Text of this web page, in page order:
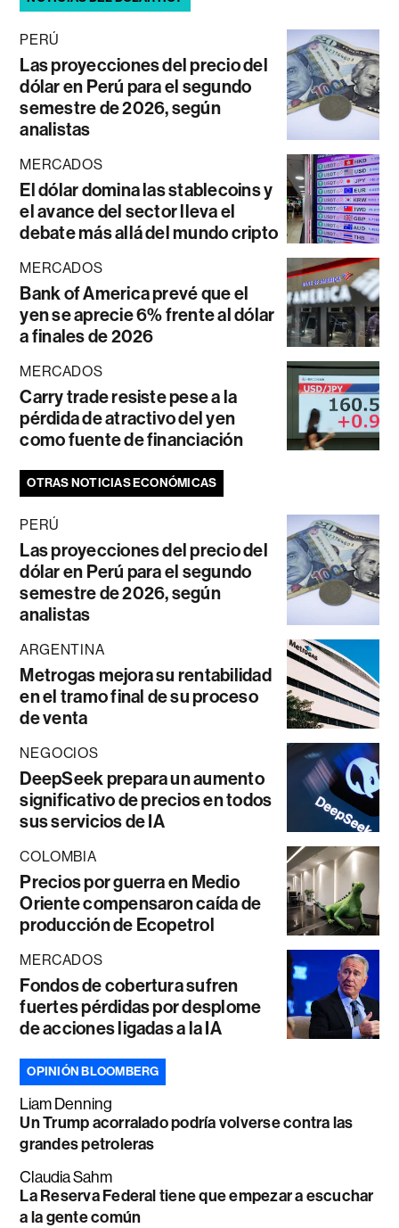
PERÚ
Las proyecciones del precio del
dólar en Perú para el segundo
semestre de 2026, según
analistas
MERCADOS
El dólar domina las stablecoins y
el avance del sector lleva el
debate más allá del mundo cripto
MERCADOS
Bank of America prevé que el
yen se aprecie 6% frente al dólar
a finales de 2026
MERCADOS
Carry trade resiste pese a la
pérdida de atractivo del yen
como fuente de financiación
OTRAS NOTICIAS ECONÓMICAS
PERÚ
Las proyecciones del precio del
dólar en Perú para el segundo
semestre de 2026, según
analistas
ARGENTINA
Metrogas mejora su rentabilidad
en el tramo final de su proceso
de venta
NEGOCIOS
DeepSeek prepara un aumento
significativo de precios en todos
sus servicios de IA
COLOMBIA
Precios por guerra en Medio
Oriente compensaron caída de
producción de Ecopetrol
MERCADOS
Fondos de cobertura sufren
fuertes pérdidas por desplome
de acciones ligadas a la IA
OPINIÓN BLOOMBERG
Liam Denning
Un Trump acorralado podría volverse contra las
grandes petroleras
Claudia Sahm
La Reserva Federal tiene que empezar a escuchar
a la gente común